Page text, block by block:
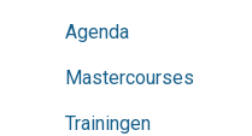
Agenda
Mastercourses
Trainingen